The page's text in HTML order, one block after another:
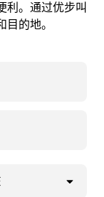
利。通过优步叫
的地。